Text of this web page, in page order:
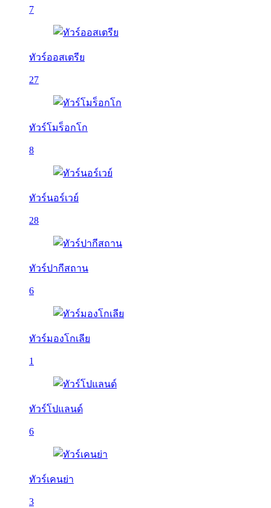
7
ทัวร์ออสเตรีย
27
ทัวร์โมร็อกโก
8
ทัวร์นอร์เวย์
28
ทัวร์ปากีสถาน
6
ทัวร์มองโกเลีย
1
ทัวร์โปแลนด์
6
ทัวร์เคนย่า
3